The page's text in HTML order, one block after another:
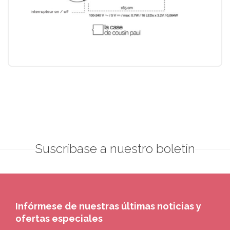
Suscríbase a nuestro boletín
Infórmese de nuestras últimas noticias y
ofertas especiales